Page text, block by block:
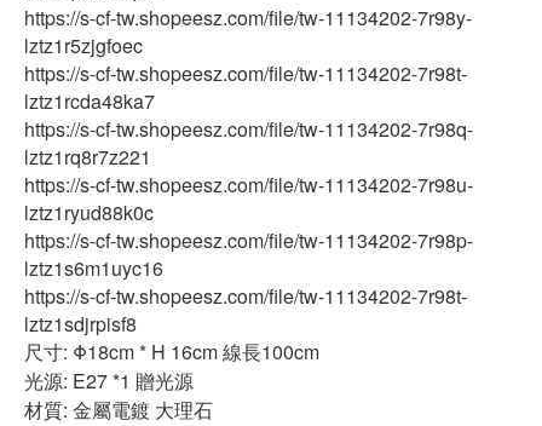
https://s-cf-tw.shopeesz.com/file/tw-11134202-7r98y-
lztz1r5zjgfoec
https://s-cf-tw.shopeesz.com/file/tw-11134202-7r98t-
lztz1rcda48ka7
https://s-cf-tw.shopeesz.com/file/tw-11134202-7r98q-
lztz1rq8r7z221
https://s-cf-tw.shopeesz.com/file/tw-11134202-7r98u-
lztz1ryud88k0c
https://s-cf-tw.shopeesz.com/file/tw-11134202-7r98p-
lztz1s6m1uyc16
https://s-cf-tw.shopeesz.com/file/tw-11134202-7r98t-
lztz1sdjrpisf8
尺寸: Φ18cm * H 16cm 線長100cm
光源: E27 *1 贈光源
材質: 金屬電鍍 大理石